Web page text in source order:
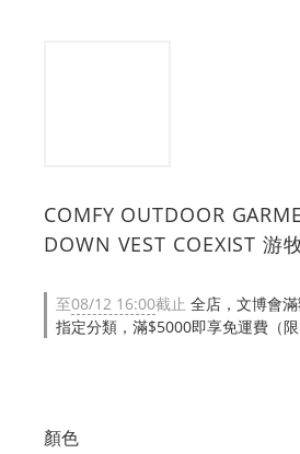
COMFY OUTDOOR
DOWN VEST COEXIST 游
至08/12 16:00截止 全店，文博會
指定分類，滿$5000即享免運費（限
顏色